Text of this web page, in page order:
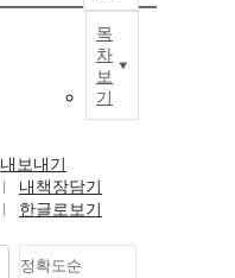
목
차
보
기
내보내기
내책장담기
한글로보기
정확도순